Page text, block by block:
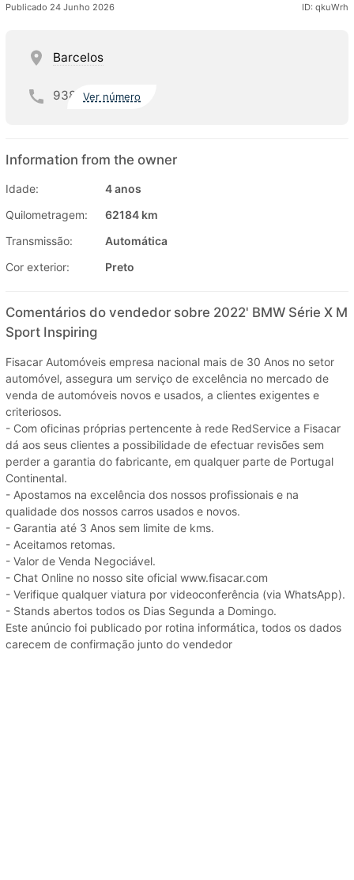
Publicado 24 Junho 2026 ID: qkuWrh
Barcelos
938 Ver número
Information from the owner
Idade:
4 anos
Quilometragem:
62184 km
Transmissão:
Automática
Cor exterior:
Preto
Comentários do vendedor sobre 2022' BMW Série X M
Sport Inspiring
Fisacar Automóveis empresa nacional mais de 30 Anos no setor
automóvel, assegura um serviço de excelência no mercado de
venda de automóveis novos e usados, a clientes exigentes e
criteriosos.
- Com oficinas próprias pertencente à rede RedService a Fisacar
dá aos seus clientes a possibilidade de efectuar revisões sem
perder a garantia do fabricante, em qualquer parte de Portugal
Continental.
- Apostamos na excelência dos nossos profissionais e na
qualidade dos nossos carros usados e novos.
- Garantia até 3 Anos sem limite de kms.
- Aceitamos retomas.
- Valor de Venda Negociável.
- Chat Online no nosso site oficial www.fisacar.com
- Verifique qualquer viatura por videoconferência (via WhatsApp).
- Stands abertos todos os Dias Segunda a Domingo.
Este anúncio foi publicado por rotina informática, todos os dados
carecem de confirmação junto do vendedor